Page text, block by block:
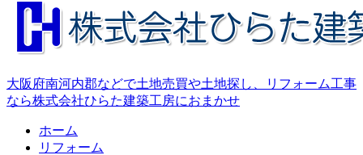
大阪府南河内郡などで土地売買や土地探し、リフォーム工事
なら株式会社ひらた建築工房におまかせ
ホーム
リフォーム